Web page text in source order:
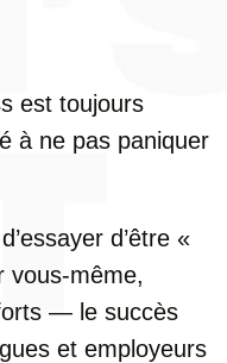
est toujours
à ne pas paniquer
d’être «
vous-même,
— le succès
et employeurs